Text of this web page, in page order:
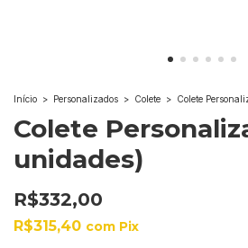
Início > Personalizados > Colete > Colete
Colete
unidades)
R$332,00
R$315,40 com Pix